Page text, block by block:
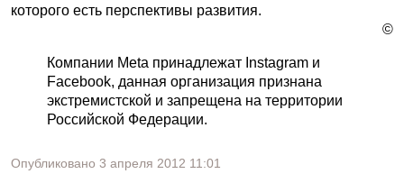
которого есть перспективы развития.
©
Компании Meta принадлежат Instagram и
Facebook, данная организация признана
экстремистской и запрещена на территории
Российской Федерации.
Опубликовано 3 апреля 2012 11:01